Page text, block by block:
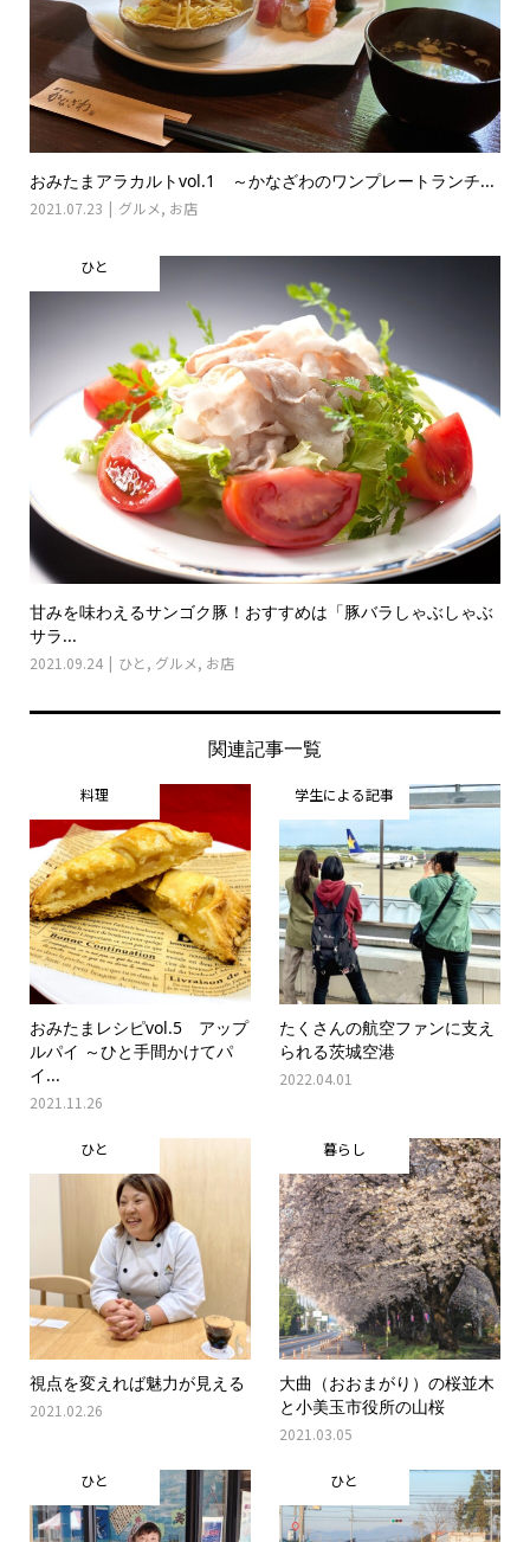
おみたまアラカルトvol.1 ～かなざわのワンプレートランチ...
2021.07.23 グルメ, お店
ひと
甘みを味わえるサンゴク豚！おすすめは「豚バラしゃぶしゃぶ
サラ...
2021.09.24 ひと , グルメ, お店
関連記事一覧
料理
おみたまレシピvol.5 アップ
ルパイ ～ひと手間かけてパ
イ...
2021.11.26
学生による記事
たくさんの航空ファンに支え
られる茨城空港
2022.04.01
ひと
視点を変えれば魅力が見える
2021.02.26
暮らし
大曲（おおまがり）の桜並木
と小美玉市役所の山桜
2021.03.05
ひと ひと